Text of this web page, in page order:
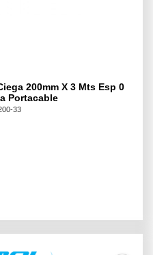
200mm X 3 Mts Esp 0
Portacable
33